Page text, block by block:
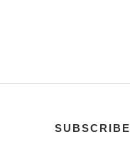
SUBSCRIBE